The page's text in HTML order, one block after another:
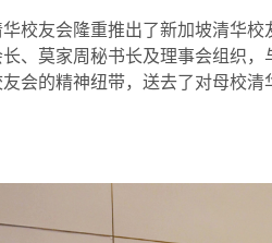
校友会隆重推出了新加坡清华
、莫家周秘书长及理事会组织，
会的精神纽带，送去了对母校